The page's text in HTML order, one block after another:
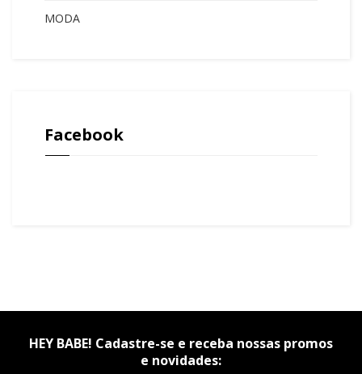
MODA
Facebook
HEY BABE! Cadastre-se e receba nossas promos
e novidades: